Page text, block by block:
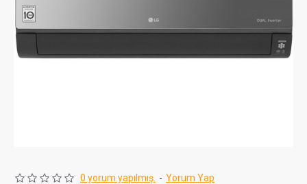
0 yorum yapılmış. - Yorum Yap